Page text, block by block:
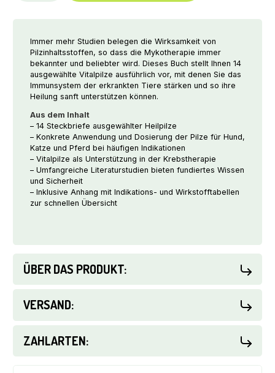
Heilkraft,
Wirkung
Anwendung,
Wanda
Pulfer
Menge
Immer mehr Studien belegen die Wirksamkeit von
Pilzinhaltsstoffen, so dass die Mykotherapie immer
bekannter und beliebter wird. Dieses Buch stellt Ihnen 14
ausgewählte Vitalpilze ausführlich vor, mit denen Sie das
Immunsystem der erkrankten Tiere stärken und so ihre
Heilung sanft unterstützen können.
Aus dem Inhalt
– 14 Steckbriefe ausgewählter Heilpilze
– Konkrete Anwendung und Dosierung der Pilze für Hund,
Katze und Pferd bei häufigen Indikationen
– Vitalpilze als Unterstützung in der Krebstherapie
– Umfangreiche Literaturstudien bieten fundiertes Wissen
und Sicherheit
– Inklusive Anhang mit Indikations- und Wirkstofftabellen
zur schnellen Übersicht
ÜBER DAS PRODUKT:
VERSAND:
ZAHLARTEN: